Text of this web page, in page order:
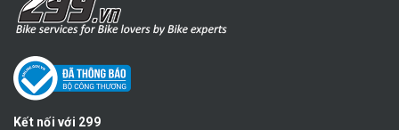
Kết nối với 299